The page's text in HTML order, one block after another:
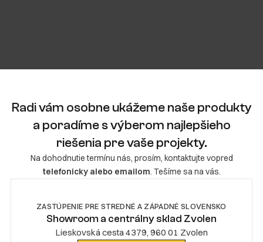
Radi vám osobne ukážeme naše produkty
a poradíme s výberom najlepšieho
riešenia pre vaše projekty.
Na dohodnutie termínu nás, prosím, kontaktujte vopred
telefonicky alebo emailom. Tešíme sa na vás.
ZASTÚPENIE PRE STREDNÉ A ZÁPADNÉ SLOVENSKO
Showroom a centrálny sklad Zvolen
Lieskovská cesta 4379, 960 01 Zvolen